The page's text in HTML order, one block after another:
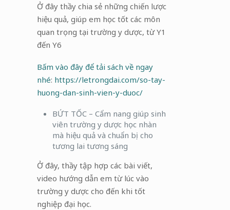
Ở đây thầy chia sẻ những chiến lược
hiệu quả, giúp em học tốt các môn
quan trọng tại trường y dược, từ Y1
đến Y6
Bấm vào đây để tải sách về ngay
nhé: https://letrongdai.com/so-tay-
huong-dan-sinh-vien-y-duoc/
BỨT TỐC – Cẩm nang giúp sinh
viên trường y dược học nhàn
mà hiệu quả và chuẩn bị cho
tương lai tương sáng
Ở đây, thầy tập hợp các bài viết,
video hướng dẫn em từ lúc vào
trường y dược cho đến khi tốt
nghiệp đại học.